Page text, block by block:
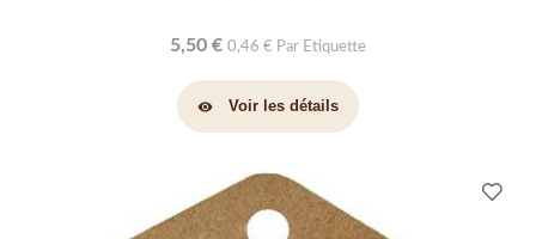
5,50 € 0,46 € Par Etiquette
visibility Voir les détails